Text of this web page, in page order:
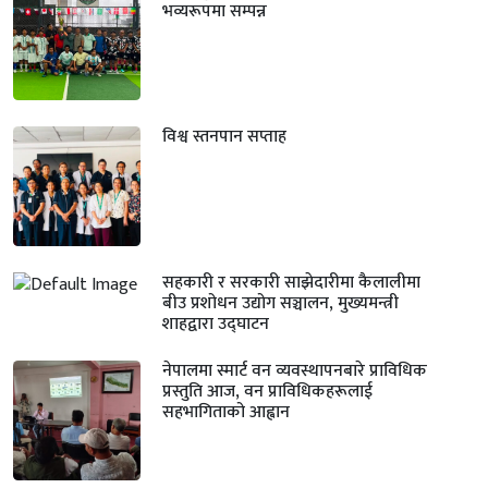
भव्यरूपमा सम्पन्न
विश्व स्तनपान सप्ताह
सहकारी र सरकारी साझेदारीमा कैलालीमा
बीउ प्रशोधन उद्योग सञ्चालन, मुख्यमन्त्री
शाहद्वारा उद्घाटन
नेपालमा स्मार्ट वन व्यवस्थापनबारे प्राविधिक
प्रस्तुति आज, वन प्राविधिकहरूलाई
सहभागिताको आह्वान